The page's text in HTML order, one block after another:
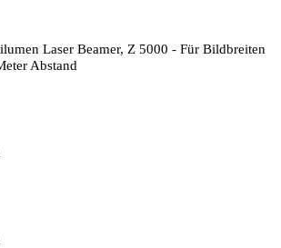
Laser Beamer, Z 5000 - Für Bildbreiten
Abstand